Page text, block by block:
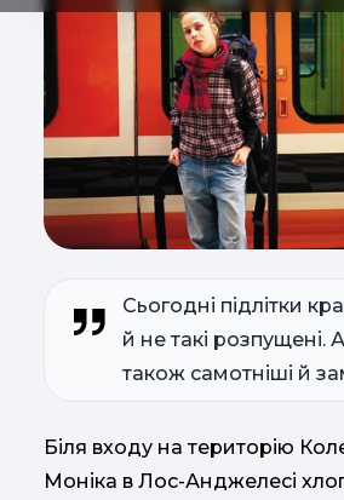
Сьогодні підлітки
й не такі розпущені.
також самотніші й
Біля входу на територію
Моніка в Лос-Анджелесі